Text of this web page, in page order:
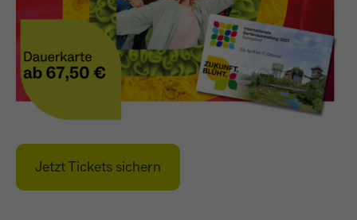
Unterscheidung der Webseitenbesucher.
_ga_TNS3S6RE8W
Anbieter Google LLC
Laufzeit 2 Jahre
Vergibt eine zufällige, pseudonyme ID, damit
Jetzt Tickets sichern